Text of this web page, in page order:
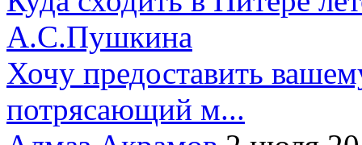
А.С.Пушкина
Хочу предоставить
потрясающий м...